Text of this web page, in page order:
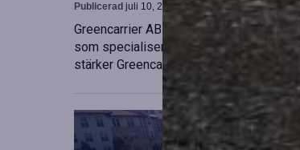
Publicerad juli 10, 2026
Greencarrier AB har förvärvat en
som specialiserar sig på försäljning,
stärker Greencarriers ställning inom